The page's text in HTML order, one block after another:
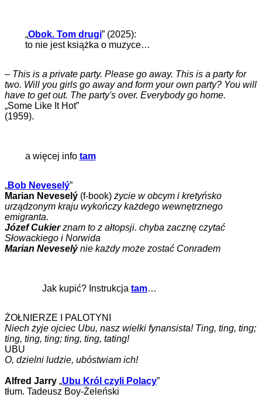
„Obok. Tom drugi” (2025):
to nie jest książka o muzyce…
– This is a private party. Please go away. This is a party for
two. Will you girls go away and form your own party? You will
have to get out. The party's over. Everybody go home.
„Some Like It Hot”
(1959).
a więcej info tam
„Bob Neveselý”
Marian Neveselý (f-book) życie w obcym i kretyńsko
urządzonym kraju wykończy każdego wewnętrznego
emigranta.
Józef Cukierznam to z ałtopsji. chyba zacznę czytać
Słowackiego i Norwida
Marian Neveselýnie każdy może zostać Conradem
Jak kupić? Instrukcja tam…
ŻOŁNIERZE I PALOTYNI
Niech żyje ojciec Ubu, nasz wielki fynansista! Ting, ting, ting;
ting, ting, ting; ting, ting, tating!
UBU
O, dzielni ludzie, ubóstwiam ich!
Alfred Jarry „Ubu Król czyli Polacy”
tłum. Tadeusz Boy-Żeleński